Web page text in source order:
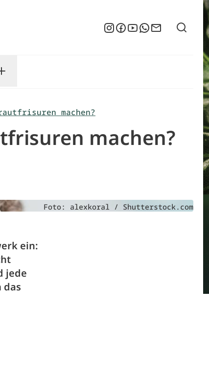
Suche
Toggle Service submenu
Instagram
Facebook
YouTubeWhatsApp
Newsletter
machen?
machen?
Foto: alexkoral / Shutterstock.com
ein:
jede
das